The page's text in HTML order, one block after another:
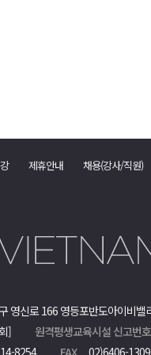
제휴안내 채용(강사/직원)
영신로 166 영등포반도아이비밸
] 원격평생교육시설 신고번호